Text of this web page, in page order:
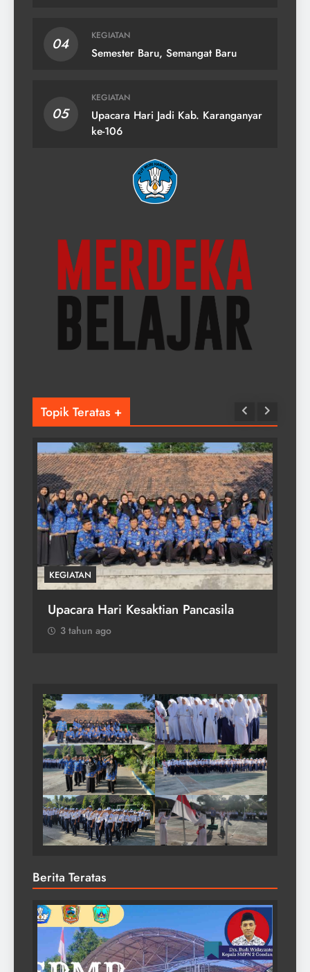
04 KEGIATAN
Semester Baru, Semangat Baru
05
KEGIATAN
Upacara Hari Jadi Kab. Karanganyar
ke-106
Topik Teratas +
KEGIATAN
Upacara Hari Kesaktian Pancasila
3 tahun ago
Berita Teratas